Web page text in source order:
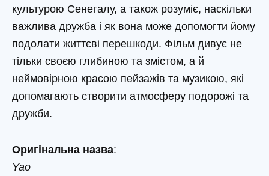
культурою Сенегалу, а також розуміє, наскільки
важлива дружба і як вона може допомогти йому
подолати життєві перешкоди. Фільм дивує не
тільки своєю глибиною та змістом, а й
неймовірною красою пейзажів та музикою, які
допомагають створити атмосферу подорожі та
дружби.
Оригінальна назва:
Yao